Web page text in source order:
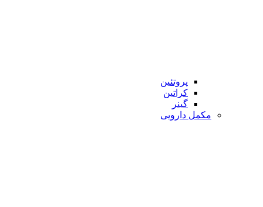
پروتئین
کراتین
گینر
مکمل دارویی